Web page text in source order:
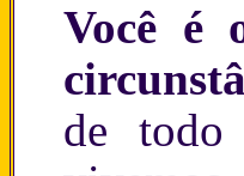
Você é
de todo